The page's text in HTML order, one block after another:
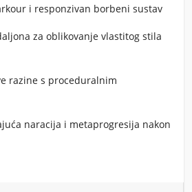
i responzivan borbeni sustav
za oblikovanje vlastitog stila
razine s proceduralnim
naracija i metaprogresija nakon